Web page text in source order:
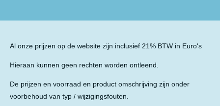
Al onze prijzen op de website zijn inclusief 21% BTW in Euro's
Hieraan kunnen geen rechten worden ontleend.
De prijzen en voorraad en product omschrijving zijn onder
voorbehoud van typ / wijzigingsfouten.